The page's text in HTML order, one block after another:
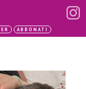
ABBONATI